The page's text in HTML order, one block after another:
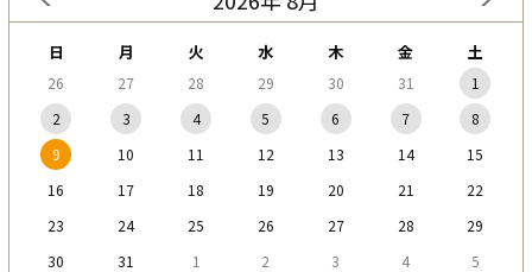
日 月 火 水 木 金 土
26 27 28 29 30 31
1
2
3 4 5 6 7
8
9
10 11 12 13 14
15
16
17 18 19 20 21
22
23
24 25 26 27 28
29
30
31 1 2 3 4 5